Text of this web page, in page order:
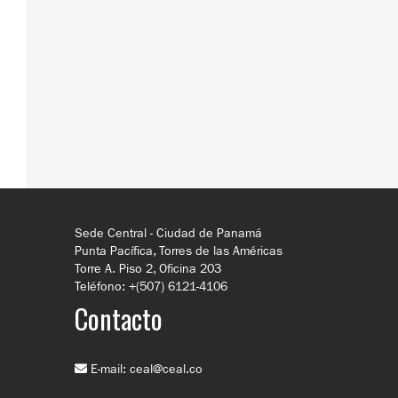
Sede Central - Ciudad de Panamá
Punta Pacífica, Torres de las Américas
Torre A. Piso 2, Oficina 203
Teléfono: +(507) 6121-4106
Contacto
E-mail: ceal@ceal.co